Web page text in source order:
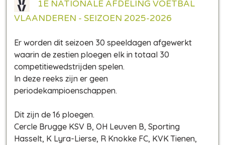
1E NATIONALE AFDELING VOETBAL
VLAANDEREN - SEIZOEN 2025-2026
Er worden dit seizoen 30 speeldagen afgewerkt
waarin de zestien ploegen elk in totaal 30
competitiewedstrijden spelen.
In deze reeks zijn er geen
periodekampioenschappen.
Dit zijn de 16 ploegen.
Cercle Brugge KSV B, OH Leuven B, Sporting
Hasselt, K Lyra-Lierse, R Knokke FC, KVK Tienen,